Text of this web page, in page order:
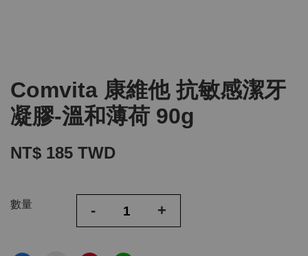
Comvita 康維他 抗敏感潔牙
凝膠-溫和薄荷 90g
NT$ 185 TWD
數量 - +